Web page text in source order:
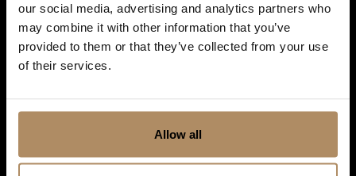
our social media, advertising and analytics partners who
may combine it with other information that you’ve
provided to them or that they’ve collected from your use
of their services.
Allow all
Ved påmelding godkjenner du at De Historiske lagrer kontaktinformasjonen
du gir oss, og at vi sender deg nyhetsbrev om våre produkter og tjenester. Du
kan oppheve abonnementet når som helst. Hvis du vil ha mer informasjon
om vår praksis for personvern og hvordan vi forplikter oss til å beskytte ditt
personvern, kan du se våre retningslinjer